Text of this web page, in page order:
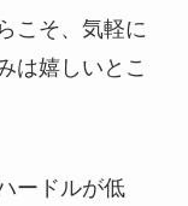
こそ、気軽に
は嬉しいとこ
ードルが低